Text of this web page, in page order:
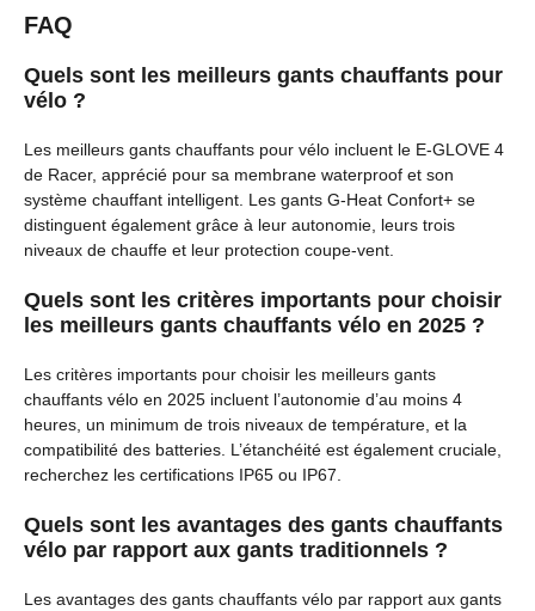
FAQ
Quels sont les meilleurs gants chauffants pour
vélo ?
Les meilleurs gants chauffants pour vélo incluent le E-GLOVE 4
de Racer, apprécié pour sa membrane waterproof et son
système chauffant intelligent. Les gants G-Heat Confort+ se
distinguent également grâce à leur autonomie, leurs trois
niveaux de chauffe et leur protection coupe-vent.
Quels sont les critères importants pour choisir
les meilleurs gants chauffants vélo en 2025 ?
Les critères importants pour choisir les meilleurs gants
chauffants vélo en 2025 incluent l’autonomie d’au moins 4
heures, un minimum de trois niveaux de température, et la
compatibilité des batteries. L’étanchéité est également cruciale,
recherchez les certifications IP65 ou IP67.
Quels sont les avantages des gants chauffants
vélo par rapport aux gants traditionnels ?
Les avantages des gants chauffants vélo par rapport aux gants